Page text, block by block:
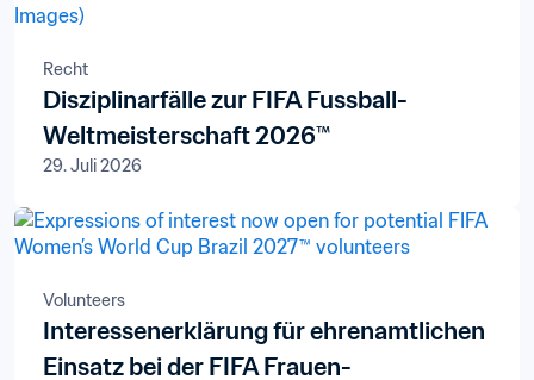
Recht
Disziplinarfälle zur FIFA Fussball-
Weltmeisterschaft 2026™
29. Juli 2026
Volunteers
Interessenerklärung für ehrenamtlichen
Einsatz bei der FIFA Frauen-